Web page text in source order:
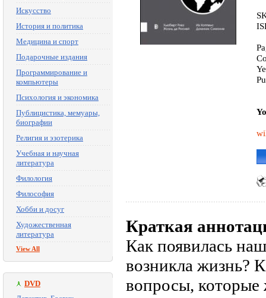
Искусство
История и политика
Медицина и спорт
Подарочные издания
Программирование и
компьютеры
Психология и экономика
Публицистика, мемуары,
биографии
Религия и эзотерика
Учебная и научная
литература
Филология
Философия
Хобби и досуг
Художественная
литература
View All
DVD
Краткая
Как появилась
возникла жизнь?
вопросы, которые